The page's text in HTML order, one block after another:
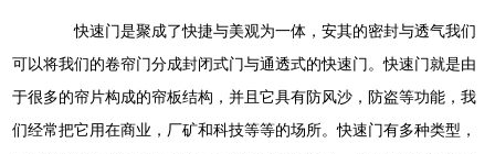
快速门是聚成了快捷与美观为一体，安其的密封与透气我们
可以将我们的卷帘门分成封闭式门与通透式的快速门。快速门就是由
于很多的帘片构成的帘板结构，并且它具有防风沙，防盗等功能，我
们经常把它用在商业，厂矿和科技等等的场所。快速门有多种类型，